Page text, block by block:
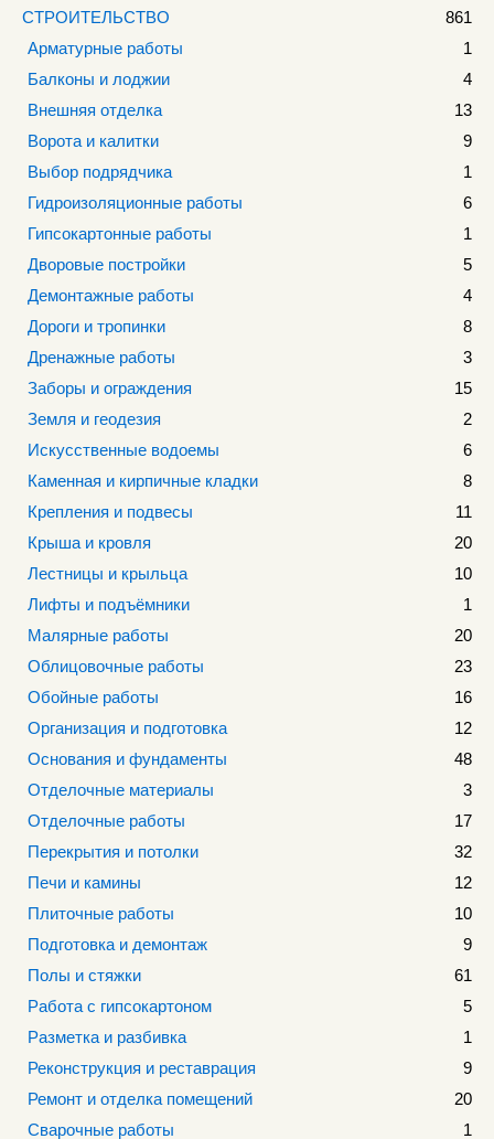
СТРОИТЕЛЬСТВО
861
Арматурные работы
1
Балконы и лоджии
4
Внешняя отделка
13
Ворота и калитки
9
Выбор подрядчика
1
Гидроизоляционные работы
6
Гипсокартонные работы
1
Дворовые постройки
5
Демонтажные работы
4
Дороги и тропинки
8
Дренажные работы
3
Заборы и ограждения
15
Земля и геодезия
2
Искусственные водоемы
6
Каменная и кирпичные кладки
8
Крепления и подвесы
11
Крыша и кровля
20
Лестницы и крыльца
10
Лифты и подъёмники
1
Малярные работы
20
Облицовочные работы
23
Обойные работы
16
Организация и подготовка
12
Основания и фундаменты
48
Отделочные материалы
3
Отделочные работы
17
Перекрытия и потолки
32
Печи и камины
12
Плиточные работы
10
Подготовка и демонтаж
9
Полы и стяжки
61
Работа с гипсокартоном
5
Разметка и разбивка
1
Реконструкция и реставрация
9
Ремонт и отделка помещений
20
Сварочные работы
1